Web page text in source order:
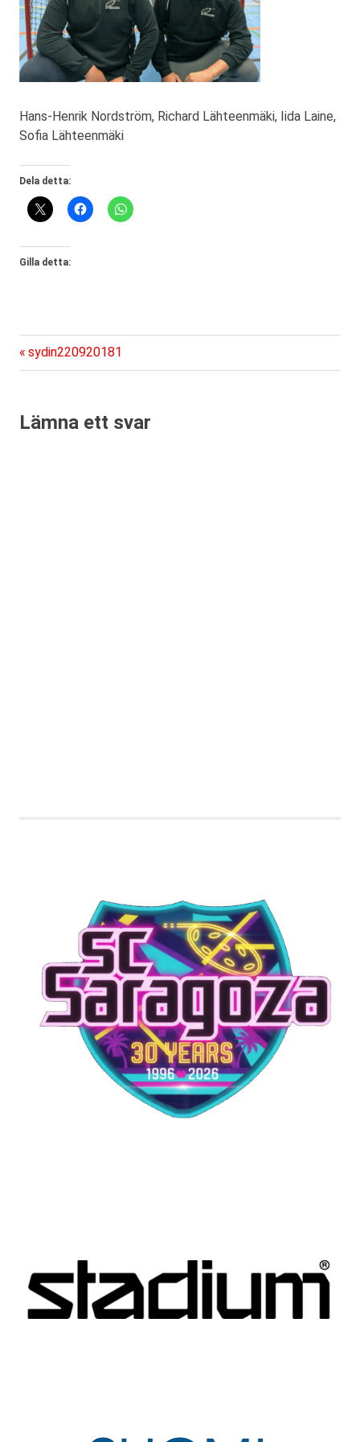
Hans-Henrik Nordström, Richard Lähteenmäki, Iida Laine,
Sofia Lähteenmäki
Dela detta:
Gilla detta:
Inläggsnavigering
Föregående
inlägg:
sydin220920181
Lämna ett svar